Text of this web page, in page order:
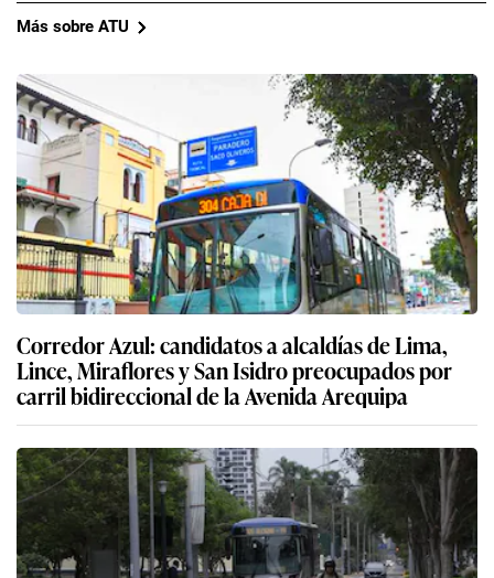
Más sobre ATU
Corredor Azul: candidatos a alcaldías de Lima,
Lince, Miraflores y San Isidro preocupados por
carril bidireccional de la Avenida Arequipa